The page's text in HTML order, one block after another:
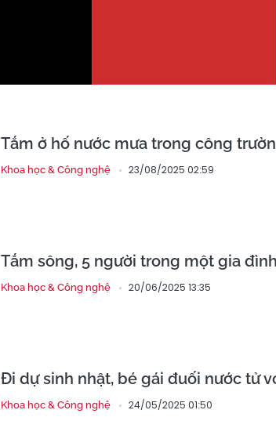
Tắm ở hố nước mưa trong công
Khoa học & Công nghệ 23/08/2025 02:59
Tắm sông, 5 người trong một gia
Khoa học & Công nghệ 20/06/2025 13:35
Đi dự sinh nhật, bé gái đuối nước tử
Khoa học & Công nghệ 24/05/2025 01:50